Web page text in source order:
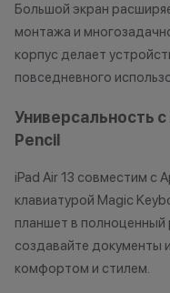
Большой экран
монтажа и
корпус делает
повседневного
Универсальность
Pencil
iPad Air 13 совместим с
клавиатурой Magic
планшет в полноценный
создавайте документы
комфортом и стилем.